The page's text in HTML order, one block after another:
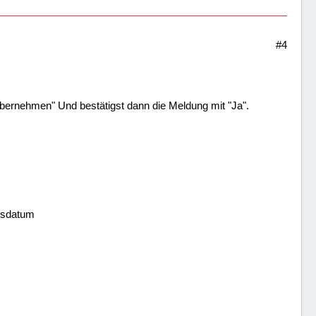
#4
Und bestätigst dann die Meldung mit "Ja".